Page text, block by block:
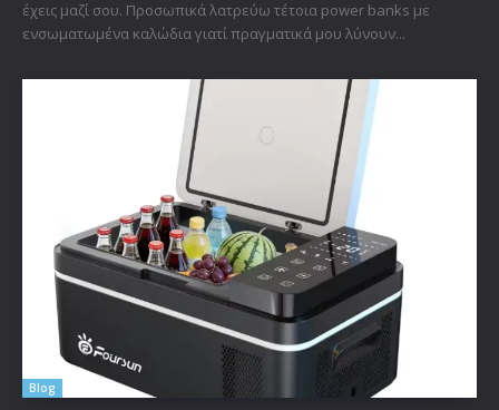
έχεις μαζί σου. Προσωπικά λατρεύω τέτοια power banks με
ενσωματωμένα καλώδια γιατί πραγματικά μου λύνουν...
Blog